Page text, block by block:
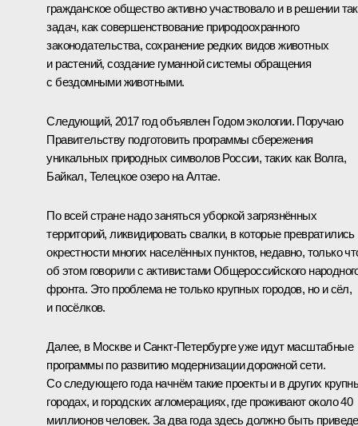
гражданское общество активно участвовало и в решении
задач, как совершенствование природоохранного
законодательства, сохранение редких видов животных
и растений, создание гуманной системы обращения
с бездомными животными.
Следующий, 2017 год объявлен Годом экологии. Поручаю
Правительству подготовить программы сбережения
уникальных природных символов России, таких как Волга,
Байкал, Телецкое озеро на Алтае.
По всей стране надо заняться уборкой загрязнённых
территорий, ликвидировать свалки, в которые превратились
окрестности многих населённых пунктов, недавно, только
об этом говорили с активистами Общероссийского
фронта. Это проблема не только крупных городов, но и сёл,
и посёлков.
Далее, в Москве и Санкт-Петербурге уже идут масштабные
программы по развитию модернизации дорожной сети.
Со следующего года начнём такие проекты и в других
городах, и городских агломерациях, где проживают около 40
миллионов человек. За два года здесь должно быть